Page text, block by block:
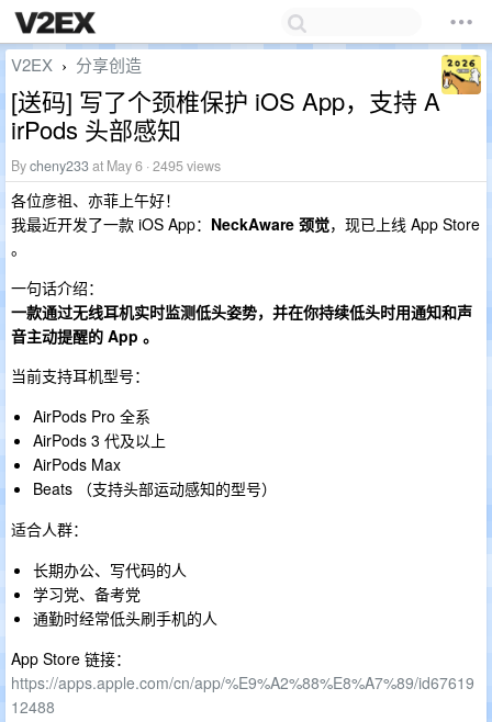
V2EX › 分享创造
[送码] 写了个颈椎保护 iOS App，支持 A
irPods 头部感知
Bycheny233at May 6 · 2495 views
各位彦祖、亦菲上午好！
我最近开发了一款 iOS App： NeckAware 颈觉，现已上线 App Store
。
一句话介绍：
一款通过无线耳机实时监测低头姿势，并在你持续低头时用通知和声
音主动提醒的 App 。
当前支持耳机型号：
AirPods Pro 全系
AirPods 3 代及以上
AirPods Max
Beats （支持头部运动感知的型号）
适合人群：
长期办公、写代码的人
学习党、备考党
通勤时经常低头刷手机的人
App Store 链接：
https://apps.apple.com/cn/app/%E9%A2%88%E8%A7%89/id67619
12488